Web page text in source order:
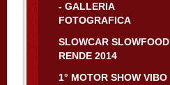
- GALLERIA
FOTOGRAFICA
SLOWCAR SLOWFOOD
RENDE 2014
1° MOTOR SHOW VIBO